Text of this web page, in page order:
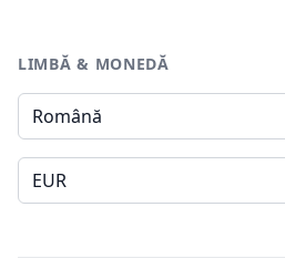
LIMBĂ & MONEDĂ
Limbă
Monedă